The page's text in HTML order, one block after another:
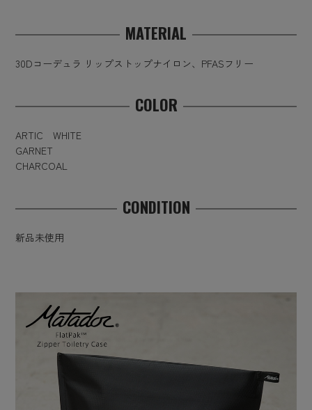
MATERIAL
30Dコーデュラ リップストップナイロン、PFASフリー
COLOR
ARTIC WHITE
GARNET
CHARCOAL
CONDITION
新品未使用